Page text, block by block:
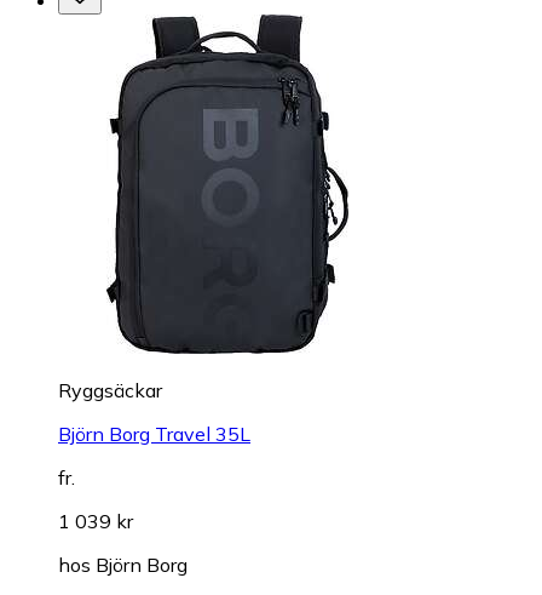
Ryggsäckar
Björn Borg Travel 35L
fr.
1 039 kr
hos Björn Borg